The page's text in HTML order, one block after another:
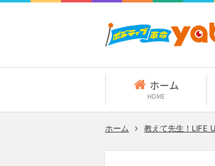
ホーム
HOME
ホーム 教えて先生！LIFE